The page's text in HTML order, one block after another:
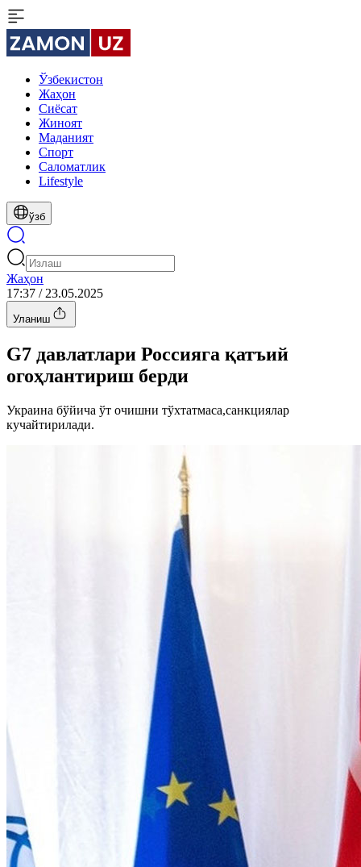
Ўзбекистон
Жаҳон
Сиёсат
Жиноят
Маданият
Спорт
Cаломатлик
Lifestyle
ўзб
Жаҳон
17:37 / 23.05.2025
Уланиш
G7 давлатлари Россияга қатъий
огоҳлантириш берди
Украина бўйича ўт очишни тўхтатмаса,санкциялар
кучайтирилади.